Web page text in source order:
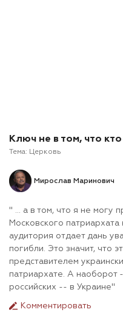
Ключ не в том, что
Тема: Церковь
Мирослав Маринович
" ... а в том, что я не могу
Московского патриархата
аудитория отдает дань
погибли. Это значит, что
представителем
патриархате. А наоборот
российских -- в Украине"
Комментировать